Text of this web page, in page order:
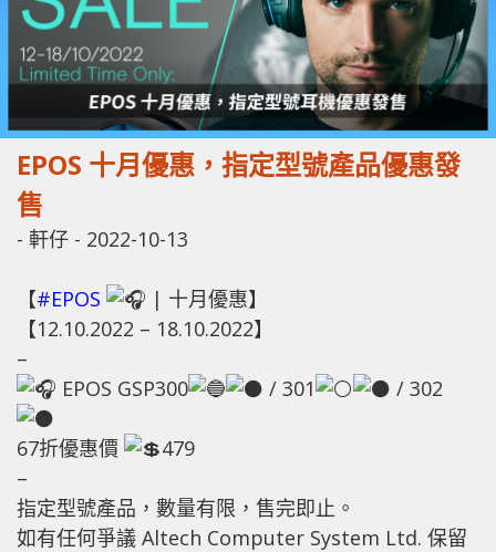
EPOS 十月優惠，指定型號產品優惠發
售
- 軒仔 - 2022-10-13
【#EPOS
| 十月優惠】
【12.10.2022 – 18.10.2022】
–
EPOS GSP300
/ 301 / 302
67折優惠價
479
–
指定型號產品，數量有限，售完即止。
如有任何爭議 Altech Computer System Ltd. 保留